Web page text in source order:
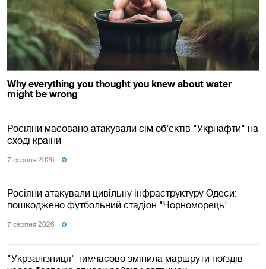
Росіяни масовано атакували сім об'єктів "Укрнафти" на
сході країни
7 серпня 2026
Росіяни атакували цивільну інфраструктуру Одеси:
пошкоджено футбольний стадіон "Чорноморець"
7 серпня 2026
"Укрзалізниця" тимчасово змінила маршрути поїздів